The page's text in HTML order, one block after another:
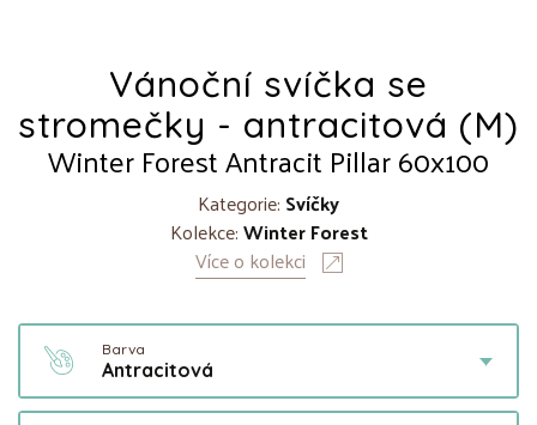
Vánoční svíčka se
stromečky - antracitová (M)
Winter Forest Antracit Pillar 60x100
Kategorie: Svíčky
Kolekce:Winter Forest
Více o kolekci
Barva
Antracitová